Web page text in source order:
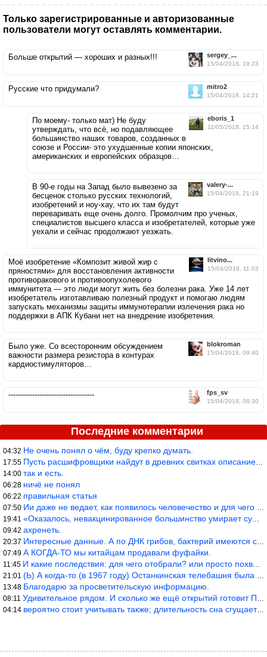
Только зарегистрированные и авторизованные
пользователи могут оставлять комментарии.
sergey_...
15/04/2018, 19:23
Больше открытий — хороших и разных!!!
mitro2
15/04/2018, 14:21
Русские что придумали?
eboris_1
11/05/2018, 15:14
По моему- только мат) Не буду
утверждать, что всё, но подавляющее
большинство наших товаров, созданных в
союзе и России- это ухудшенные копии японских,
американских и европейских образцов…
valery-...
15/04/2018, 21:19
В 90-е годы на Запад было вывезено за
бесценок столько русских технологий,
изобретений и ноу-хау, что их там будут
переваривать еще очень долго. Промолчим про ученых,
специалистов высшего класса и изобретателей, которые уже
уехали и сейчас продолжают уезжать.
litvino...
15/04/2018, 11:03
Моё изобретение «Композит живой жир с
пряностями» для восстановления активности
противоракового и противоопухолевого
иммунитета — это люди могут жить без болезни рака. Уже 14 лет
изобретатель изготавливаю полезный продукт и помогаю людям
запускать механизмы защиты иммунотерапии излечения рака но
поддержки в АПК Кубани нет на внедрение изобретения.
blokroman
15/04/2018, 09:40
Было уже. Со всесторонним обсуждением
важности размера резистора в контурах
кардиостимуляторов…
fps_sv
15/04/2018, 08:30
------------------------------------
Последние комментарии
04:32 Не очень понял о чём, буду крепко думать.
17:55 Пусть расшифровщики найдут в древних свитках описание классифика
14:00 так и есть.
06:28 ничё не понял
06:22 правильная статья
07:50 Ии даже не ведает, как появилось человечество и для чего оно сущ
19:41 «Оказалось, невакцинированное большинство умирает существенно ча
09:42 ахренеть.
20:37 Интересные данные. А по ДНК грибов, бактерий имеются сведения из
07:49 А КОГДА-ТО мы китайцам продавали фуфайки.
11:45 И какие последствия: для чего отобрали? или просто похвастались.
21:01 (Ь) А когда-то (в 1967 году) Останкинская телебашня была самым в
13:48 Благодарю за просветительскую информацию.
08:11 Удивительное рядом. И сколько же ещё открытий готовит Просвещень
04:14 вероятно стоит учитывать также; длительность сна сгущает кровото